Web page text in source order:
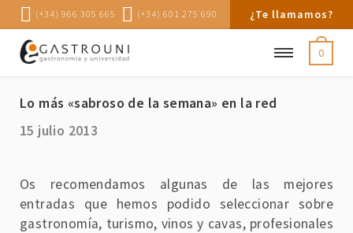
(+34) 966 305 665 (+34) 601 275 690 ¿Te llamamos?
0
Lo más «sabroso de la semana» en la red
15 julio 2013
Os recomendamos algunas de las mejores
entradas que hemos podido seleccionar sobre
gastronomía, turismo, vinos y cavas, profesionales